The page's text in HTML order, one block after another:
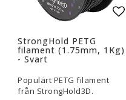
StrongHold PETG
filament (1.75mm, 1Kg)
- Svart
Populärt PETG filament
från StrongHold3D.